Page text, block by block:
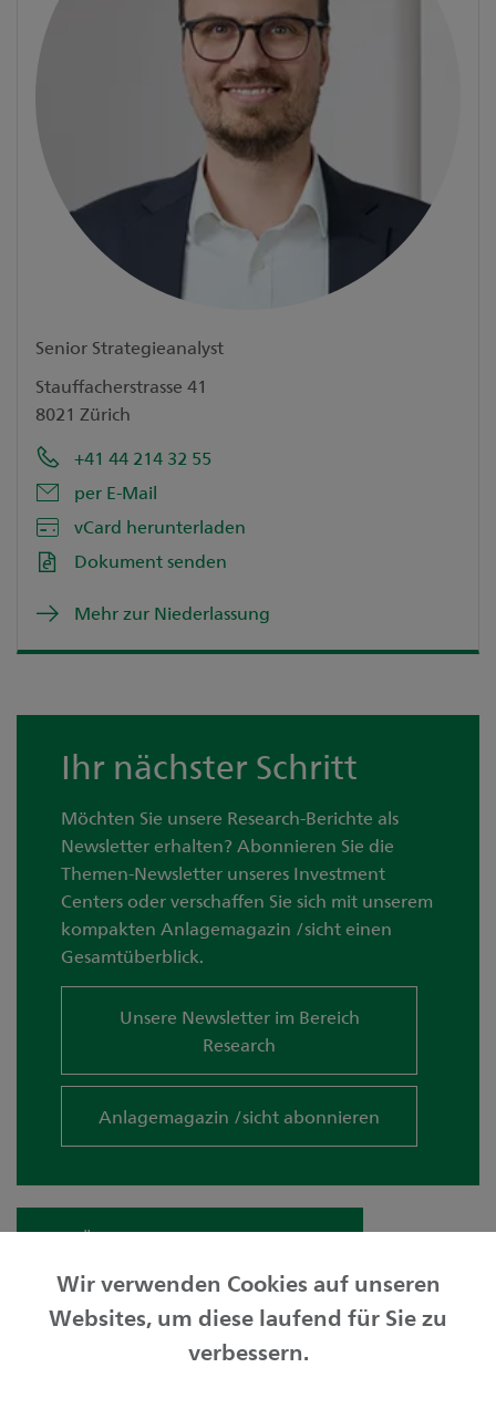
Senior Strategieanalyst
Stauffacherstrasse 41
8021 Zürich
+41 44 214 32 55
per E-Mail
vCard herunterladen
Dokument senden
Mehr zur Niederlassung
Ihr nächster Schritt
Möchten Sie unsere Research-Berichte als
Newsletter erhalten? Abonnieren Sie die
Themen-Newsletter unseres Investment
Centers oder verschaffen Sie sich mit unserem
kompakten Anlagemagazin /sicht einen
Gesamtüberblick.
Unsere Newsletter im Bereich
Research
Anlagemagazin /sicht abonnieren
Zur Übersicht «Meine Anlagewelt»
Privatkunden
Wir verwenden Cookies auf unseren
Websites, um diese laufend für Sie zu
verbessern.